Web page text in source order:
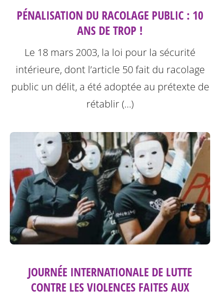
PÉNALISATION DU RACOLAGE PUBLIC : 10
ANS DE TROP !
Le 18 mars 2003, la loi pour la sécurité
intérieure, dont l’article 50 fait du racolage
public un délit, a été adoptée au prétexte de
rétablir (…)
JOURNÉE INTERNATIONALE DE LUTTE
CONTRE LES VIOLENCES FAITES AUX